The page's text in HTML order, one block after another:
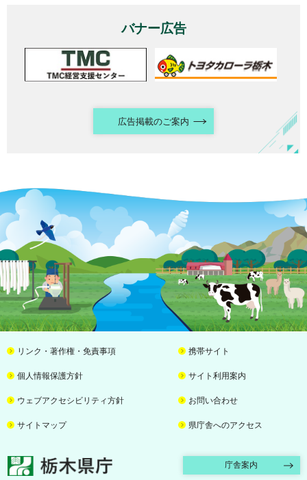
バナー広告
広告掲載のご案内
リンク・著作権・免責事項 携帯サイト
個人情報保護方針 サイト利用案内
ウェブアクセシビリティ方針 お問い合わせ
サイトマップ 県庁舎へのアクセス
栃木県庁 庁舎案内